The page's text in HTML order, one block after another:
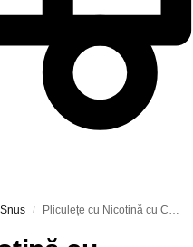
/ Pliculețe cu Nicotină cu Concentrație Medie